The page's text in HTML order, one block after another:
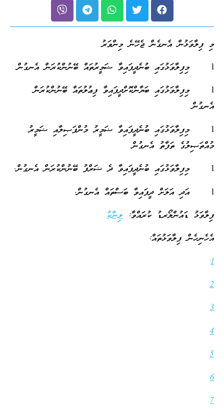
މި ފިލާވަޅުން އެނގެން ޖެހޭނެ މިންވަރު
l މިފިލާވަޅުގައި ބުނެދީފައިވާ ޟަމީރުތައް ބޭނުންކުރަން އެނގުން
l މިފިލާވަޅުގައި ބަޔާންކޮށްދީފައިވާ ފިޢުލުތައް ބޭނުންކުރަން
އެނގުން
l މިފިލާވަޅުގައި ބުނެދީފައިވާ ޟަމީރު މުންފަޞިލާއި ޟަމީރު
މުއްތަޞިލުގެ ތަފާތު އެނގުން
l މިފިލާވަޅުގައި ބުނެދީފައިވާ ދެ ޟަރްފު ބޭނުންކުރަން އެނގުން.
l އަދި އަލަށް ދީފައިވާ ބަސްތައް އެނގުން.
ފިލާވަޅު ޑައުންލޯރޑު ކުރައްވާ:ލިންކު
އެހެނިހެން ފިލާވަޅުތައް:
1
2
3
4
5
6
7